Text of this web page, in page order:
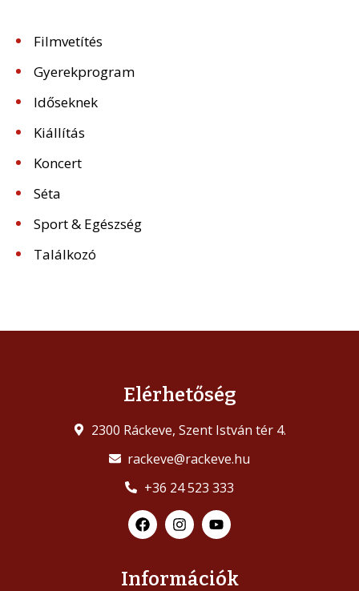
Filmvetítés
Gyerekprogram
Időseknek
Kiállítás
Koncert
Séta
Sport & Egészség
Találkozó
Információk
Elérhetőség
2300 Ráckeve, Szent István tér 4.
rackeve@rackeve.hu
+36 24 523 333